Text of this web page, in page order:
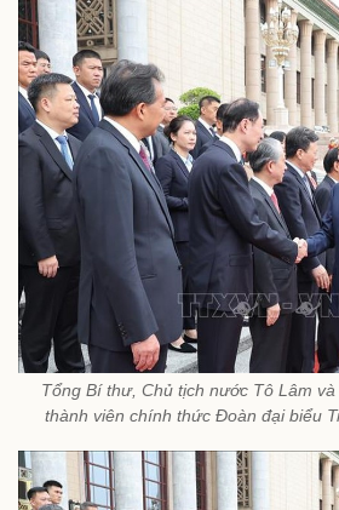
Tổng Bí thư, Chủ tịch nước Tô Lâm
thành viên chính thức Đoàn đại biểu